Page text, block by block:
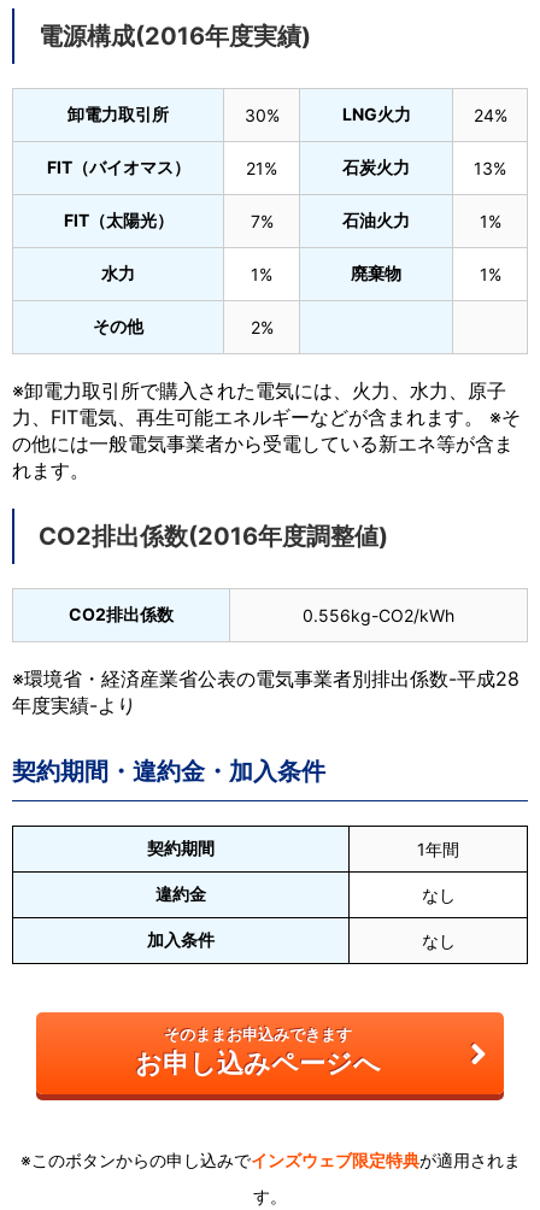
電源構成(2016年度実績)
卸電力取引所 30% LNG火力 24%
FIT（バイオマス） 21% 石炭火力 13%
FIT（太陽光） 7% 石油火力 1%
水力 1% 廃棄物 1%
その他 2%
※卸電力取引所で購入された電気には、火力、水力、原子
力、FIT電気、再生可能エネルギーなどが含まれます。 ※そ
の他には一般電気事業者から受電している新エネ等が含ま
れます。
CO2排出係数(2016年度調整値)
CO2排出係数 0.556kg-CO2/kWh
※環境省・経済産業省公表の電気事業者別排出係数-平成28
年度実績-より
契約期間・違約金・加入条件
契約期間 1年間
違約金 なし
加入条件 なし
そのままお申込みできます
お申し込みページへ
※このボタンからの申し込みでインズウェブ限定特典が適用されま
す。